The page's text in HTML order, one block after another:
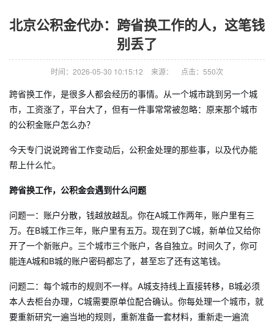
北京公积金代办：跨省换工作的人，这笔钱
别丢了
时间：2026-05-30 10:15:12 来源： 点击：550次
跨省换工作，是很多人都会经历的事情。从一个城市跳到另一个城
市，工资涨了，平台大了，但有一件事常常被忽略：原来那个城市
的公积金账户怎么办？
今天专门说说跨省工作变动后，公积金处理的那些事，以及代办能
帮上什么忙。
跨省换工作，公积金会遇到什么问题
问题一：账户分散，钱越放越乱。你在A城工作两年，账户里有三
万。在B城工作三年，账户里有五万。现在到了C城，新单位又给你
开了一个新账户。三个城市三个账户，各自独立。时间久了，你可
能连A城和B城的账户密码都忘了，甚至忘了还有这笔钱。
问题二：每个城市的规则不一样。A城支持线上直接转移，B城必须
本人去柜台办理，C城需要原单位配合确认。你每处理一个城市，就
要重新研究一遍当地的规则，重新准备一套材料，重新走一遍流